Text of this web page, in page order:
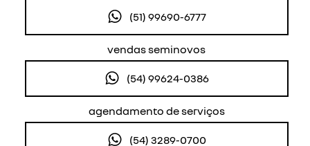
(51) 99690-6777
vendas seminovos
(54) 99624-0386
agendamento de serviços
(54) 3289-0700